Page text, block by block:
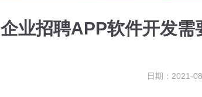
企业招聘APP软件开发需
日期：2021-